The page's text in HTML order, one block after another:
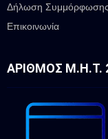
Δήλωση Συμμόρφωσης
Επικοινωνία
ΑΡΙΘΜΌΣ Μ.Η.Τ.